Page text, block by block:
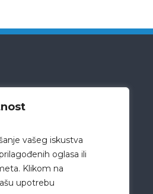
vašeg iskustva
oglasa ili
Klikom na
upotrebu